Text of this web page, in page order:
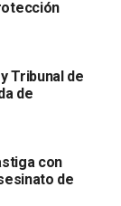
población y
en
de que
una
Tribunal de
de
con
de